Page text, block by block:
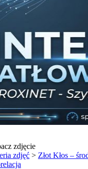
zdjęcie
zdjęć > Złot Kłos –